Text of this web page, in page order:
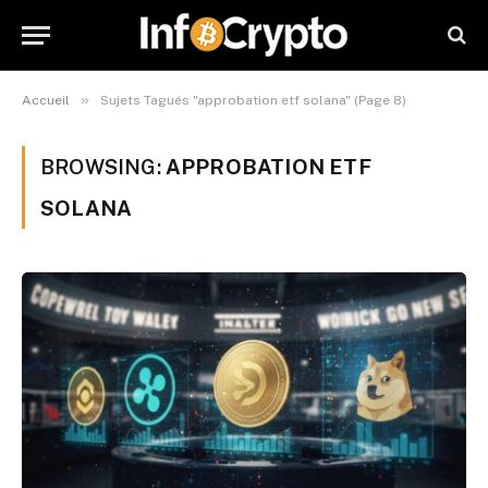
Accueil » Sujets Tagués "approbation etf solana" (Page 8)
BROWSING: APPROBATION ETF
SOLANA